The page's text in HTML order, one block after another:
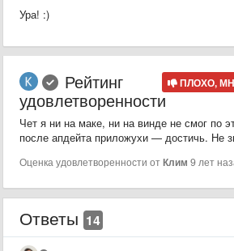
Ура! :)
ПЛОХО,
Рейтинг
удовлетворенности
Чет я ни на маке, ни на винде не смог по
после апдейта приложухи — достичь. Не
Оценка удовлетворенности отКлим 9 лет
Ответы 14